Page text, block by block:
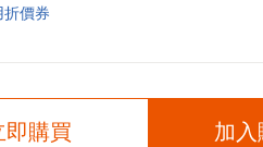
價券
即購買 加